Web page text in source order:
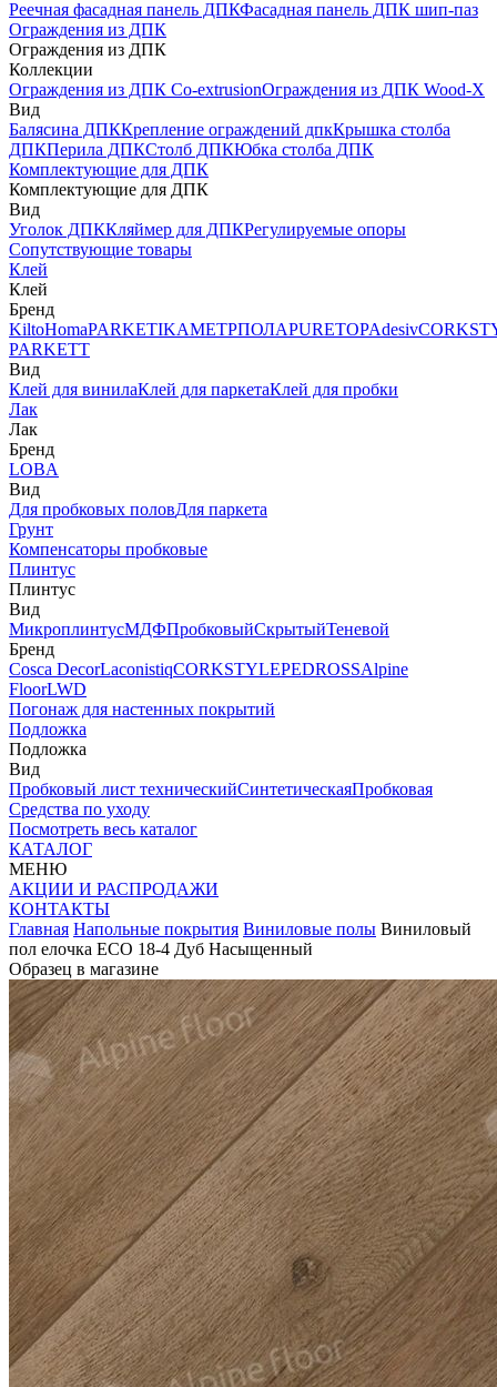
Реечная фасадная панель ДПКФасадная панель ДПК шип-паз
Ограждения из ДПК
Ограждения из ДПК
Коллекции
Ограждения из ДПК Co-extrusionОграждения из ДПК Wood-X
Вид
Балясина ДПККрепление ограждений дпкКрышка столба
ДПКПерила ДПКСтолб ДПКЮбка столба ДПК
Комплектующие для ДПК
Комплектующие для ДПК
Вид
Уголок ДПККляймер для ДПКРегулируемые опоры
Сопутствующие товары
Клей
Клей
Бренд
KiltoHomaPARKETIKAМЕТРПОЛАPURETOPAdesiv
PARKETT
Вид
Клей для винилаКлей для паркетаКлей для пробки
Лак
Лак
Бренд
LOBA
Вид
Для пробковых половДля паркета
Грунт
Компенсаторы пробковые
Плинтус
Плинтус
Вид
МикроплинтусМДФПробковыйСкрытыйТеневой
Бренд
Cosca DecorLaconistiqCORKSTYLEPEDROSSAlpine
FloorLWD
Погонаж для настенных покрытий
Подложка
Подложка
Вид
Пробковый лист техническийСинтетическаяПробковая
Средства по уходу
Посмотреть весь каталог
КАТАЛОГ
МЕНЮ
АКЦИИ И РАСПРОДАЖИ
КОНТАКТЫ
Главная Напольные покрытия Виниловые полы Виниловый
пол елочка ECO 18-4 Дуб Насыщенный
Образец в магазине